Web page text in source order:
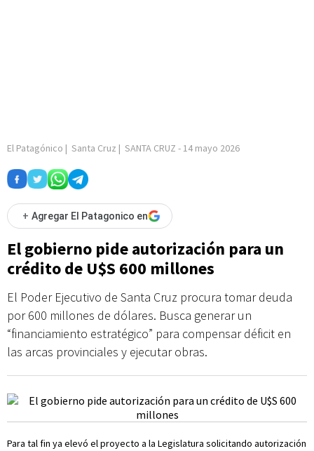
El Patagónico | Santa Cruz | SANTA CRUZ - 14 mayo 2026
+ Agregar El Patagonico en
El gobierno pide autorización para un
crédito de U$S 600 millones
El Poder Ejecutivo de Santa Cruz procura tomar deuda
por 600 millones de dólares. Busca generar un
“financiamiento estratégico” para compensar déficit en
las arcas provinciales y ejecutar obras.
Para tal fin ya elevó el proyecto a la Legislatura solicitando autorización